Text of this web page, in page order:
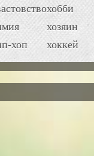
хоп
хобби
хозяин
хоккей